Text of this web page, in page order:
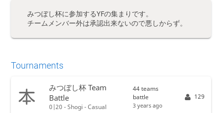
みつぼし杯に参加するYFの集まりです。
チームメンバー外は承認出来ないので悪しからず。
Tournaments
みつぼし杯 Team
Battle
0|20 - Shogi - Casual
44 teams
battle
3 years ago
129